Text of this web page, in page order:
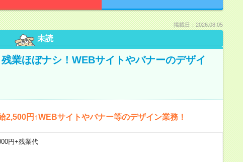
掲載日：2026.08.05
未読
業ほぼナシ！WEBサイトやバナーのデザイ
2,500円↑WEBサイトやバナー等のデザイン業務！
円+残業代